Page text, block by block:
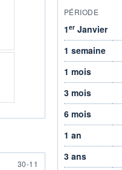
30 NOVEMBER
30-11
PÉRIODE
1erJanvier
1 semaine
1 mois
3 mois
6 mois
1 an
3 ans